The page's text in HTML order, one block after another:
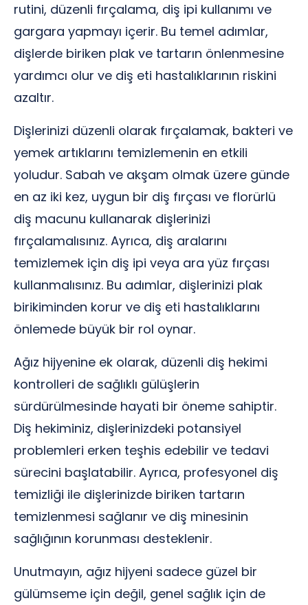
rutini, düzenli fırçalama, diş ipi kullanımı ve
gargara yapmayı içerir. Bu temel adımlar,
dişlerde biriken plak ve tartarın önlenmesine
yardımcı olur ve diş eti hastalıklarının riskini
azaltır.
Dişlerinizi düzenli olarak fırçalamak, bakteri ve
yemek artıklarını temizlemenin en etkili
yoludur. Sabah ve akşam olmak üzere günde
en az iki kez, uygun bir diş fırçası ve florürlü
diş macunu kullanarak dişlerinizi
fırçalamalısınız. Ayrıca, diş aralarını
temizlemek için diş ipi veya ara yüz fırçası
kullanmalısınız. Bu adımlar, dişlerinizi plak
birikiminden korur ve diş eti hastalıklarını
önlemede büyük bir rol oynar.
Ağız hijyenine ek olarak, düzenli diş hekimi
kontrolleri de sağlıklı gülüşlerin
sürdürülmesinde hayati bir öneme sahiptir.
Diş hekiminiz, dişlerinizdeki potansiyel
problemleri erken teşhis edebilir ve tedavi
sürecini başlatabilir. Ayrıca, profesyonel diş
temizliği ile dişlerinizde biriken tartarın
temizlenmesi sağlanır ve diş minesinin
sağlığının korunması desteklenir.
Unutmayın, ağız hijyeni sadece güzel bir
gülümseme için değil, genel sağlık için de